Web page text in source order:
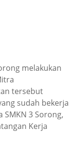
melakukan
tersebut
sudah bekerja
SMKN 3 Sorong,
Kerja